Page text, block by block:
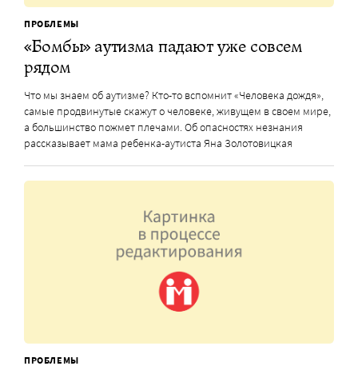
ПРОБЛЕМЫ
«Бомбы» аутизма падают уже совсем
рядом
Что мы знаем об аутизме? Кто-то вспомнит «Человека дождя»,
самые продвинутые скажут о человеке, живущем в своем мире,
а большинство пожмет плечами. Об опасностях незнания
рассказывает мама ребенка-аутиста Яна Золотовицкая
ПРОБЛЕМЫ